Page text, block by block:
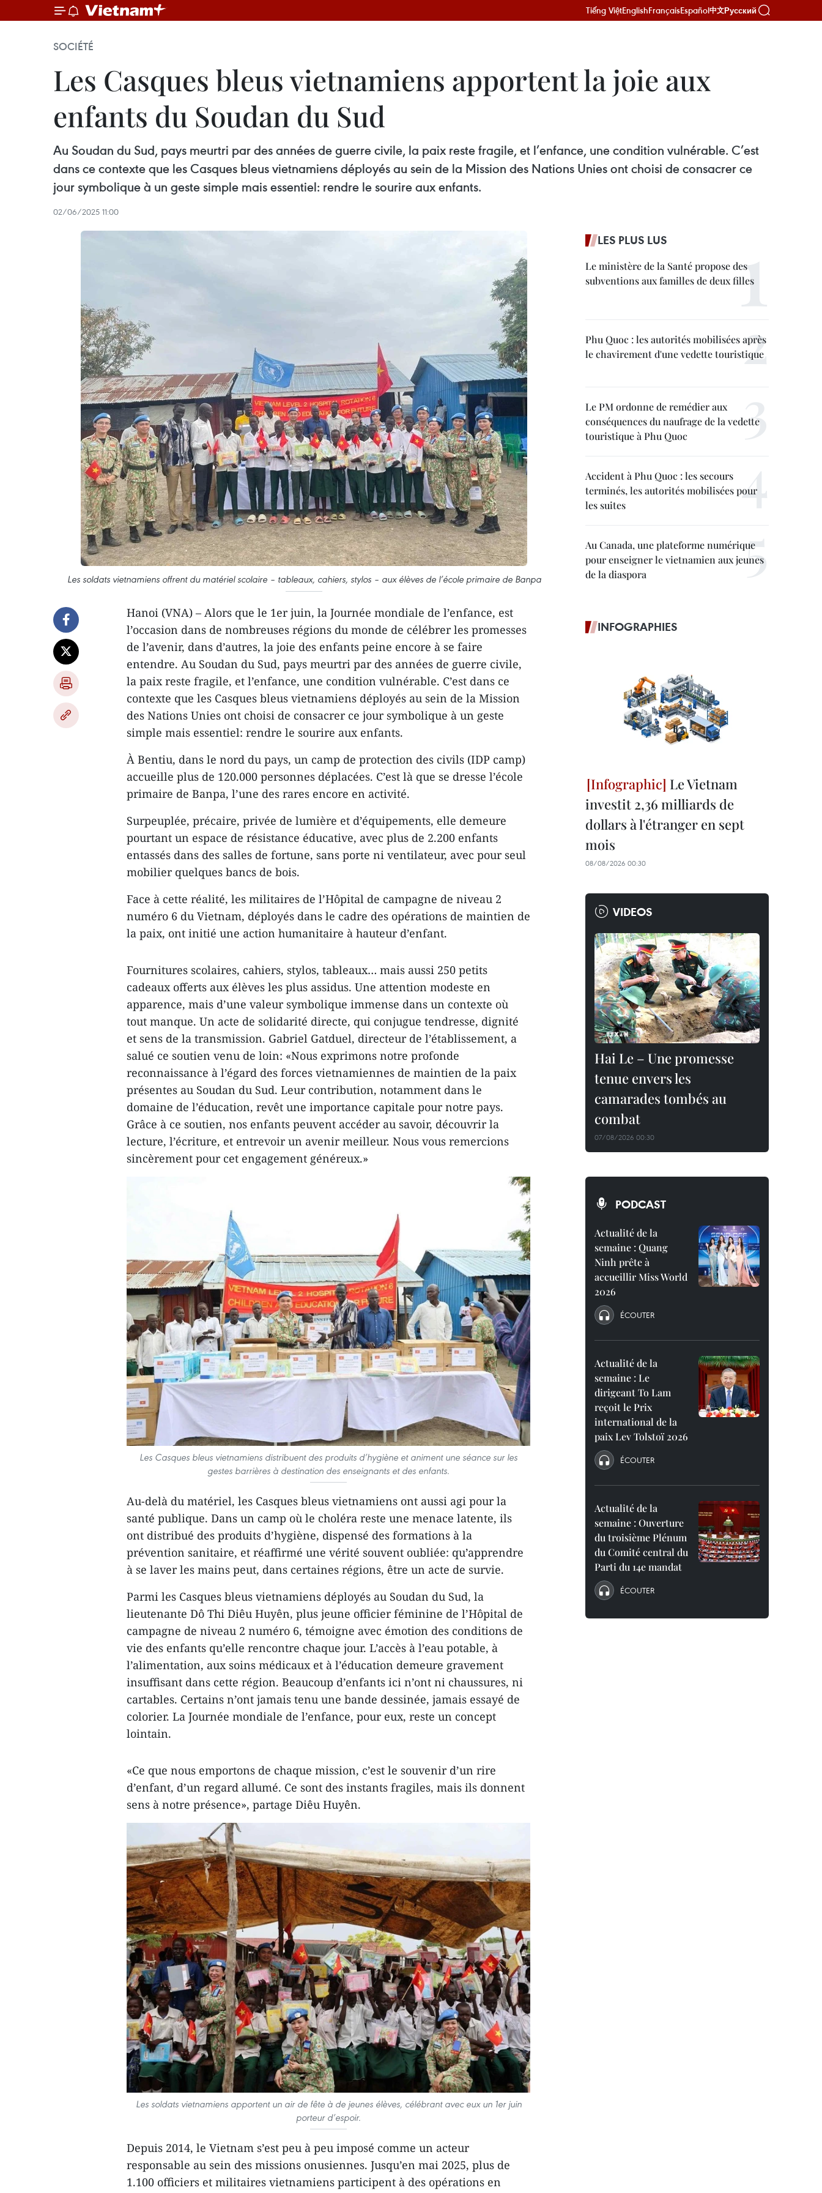
Tiếng ViệtEnglishFrançaisEspañol中文Русский
SOCIÉTÉ
Les Casques bleus vietnamiens apportent la joie aux
enfants du Soudan du Sud
Au Soudan du Sud, pays meurtri par des années de guerre civile, la paix reste fragile, et l’enfance, une condition vulnérable. C’est
dans ce contexte que les Casques bleus vietnamiens déployés au sein de la Mission des Nations Unies ont choisi de consacrer ce
jour symbolique à un geste simple mais essentiel: rendre le sourire aux enfants.
02/06/2025 11:00
Les soldats vietnamiens offrent du matériel scolaire – tableaux, cahiers, stylos – aux élèves de l’école primaire de Banpa
Hanoi (VNA) – Alors que le 1er juin, la Journée mondiale de l’enfance, est
l’occasion dans de nombreuses régions du monde de célébrer les promesses
de l’avenir, dans d’autres, la joie des enfants peine encore à se faire
entendre. Au Soudan du Sud, pays meurtri par des années de guerre civile,
la paix reste fragile, et l’enfance, une condition vulnérable. C’est dans ce
contexte que les Casques bleus vietnamiens déployés au sein de la Mission
des Nations Unies ont choisi de consacrer ce jour symbolique à un geste
simple mais essentiel: rendre le sourire aux enfants.
À Bentiu, dans le nord du pays, un camp de protection des civils (IDP camp)
accueille plus de 120.000 personnes déplacées. C’est là que se dresse l’école
primaire de Banpa, l’une des rares encore en activité.
Surpeuplée, précaire, privée de lumière et d’équipements, elle demeure
pourtant un espace de résistance éducative, avec plus de 2.200 enfants
entassés dans des salles de fortune, sans porte ni ventilateur, avec pour seul
mobilier quelques bancs de bois.
Face à cette réalité, les militaires de l’Hôpital de campagne de niveau 2
numéro 6 du Vietnam, déployés dans le cadre des opérations de maintien de
la paix, ont initié une action humanitaire à hauteur d’enfant.
Fournitures scolaires, cahiers, stylos, tableaux… mais aussi 250 petits
cadeaux offerts aux élèves les plus assidus. Une attention modeste en
apparence, mais d’une valeur symbolique immense dans un contexte où
tout manque. Un acte de solidarité directe, qui conjugue tendresse, dignité
et sens de la transmission. Gabriel Gatduel, directeur de l’établissement, a
salué ce soutien venu de loin: «Nous exprimons notre profonde
reconnaissance à l’égard des forces vietnamiennes de maintien de la paix
présentes au Soudan du Sud. Leur contribution, notamment dans le
domaine de l’éducation, revêt une importance capitale pour notre pays.
Grâce à ce soutien, nos enfants peuvent accéder au savoir, découvrir la
lecture, l’écriture, et entrevoir un avenir meilleur. Nous vous remercions
sincèrement pour cet engagement généreux.»
Les Casques bleus vietnamiens distribuent des produits d’hygiène et animent une séance sur les
gestes barrières à destination des enseignants et des enfants.
Au-delà du matériel, les Casques bleus vietnamiens ont aussi agi pour la
santé publique. Dans un camp où le choléra reste une menace latente, ils
ont distribué des produits d’hygiène, dispensé des formations à la
prévention sanitaire, et réaffirmé une vérité souvent oubliée: qu’apprendre
à se laver les mains peut, dans certaines régions, être un acte de survie.
Parmi les Casques bleus vietnamiens déployés au Soudan du Sud, la
lieutenante Dô Thi Diêu Huyên, plus jeune officier féminine de l’Hôpital de
campagne de niveau 2 numéro 6, témoigne avec émotion des conditions de
vie des enfants qu’elle rencontre chaque jour. L’accès à l’eau potable, à
l’alimentation, aux soins médicaux et à l’éducation demeure gravement
insuffisant dans cette région. Beaucoup d’enfants ici n’ont ni chaussures, ni
cartables. Certains n’ont jamais tenu une bande dessinée, jamais essayé de
colorier. La Journée mondiale de l’enfance, pour eux, reste un concept
lointain.
«Ce que nous emportons de chaque mission, c’est le souvenir d’un rire
d’enfant, d’un regard allumé. Ce sont des instants fragiles, mais ils donnent
sens à notre présence», partage Diêu Huyên.
Les soldats vietnamiens apportent un air de fête à de jeunes élèves, célébrant avec eux un 1er juin
porteur d’espoir.
Depuis 2014, le Vietnam s’est peu à peu imposé comme un acteur
responsable au sein des missions onusiennes. Jusqu’en mai 2025, plus de
1.100 officiers et militaires vietnamiens participent à des opérations en
LES PLUS LUS
Le ministère de la Santé propose des
subventions aux familles de deux filles
Phu Quoc : les autorités mobilisées après
le chavirement d'une vedette touristique
Le PM ordonne de remédier aux
conséquences du naufrage de la vedette
touristique à Phu Quoc
Accident à Phu Quoc : les secours
terminés, les autorités mobilisées pour
les suites
Au Canada, une plateforme numérique
pour enseigner le vietnamien aux jeunes
de la diaspora
INFOGRAPHIES
Le Vietnam
investit 2,36 milliards de
dollars à l'étranger en sept
mois
08/08/2026 00:30
VIDEOS
Hai Le – Une promesse
tenue envers les
camarades tombés au
combat
07/08/2026 00:30
PODCAST
Actualité de la
semaine : Quang
Ninh prête à
accueillir Miss World
2026
ÉCOUTER
Actualité de la
semaine : Le
dirigeant To Lam
reçoit le Prix
international de la
paix Lev Tolstoï 2026
ÉCOUTER
Actualité de la
semaine : Ouverture
du troisième Plénum
du Comité central du
Parti du 14e mandat
ÉCOUTER